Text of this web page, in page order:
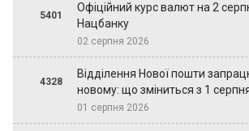
5401
Офіційний курс валют на 2
Нацбанку
02 серпня 2026
4328
Відділення Нової пошти
новому: що зміниться з 1
01 серпня 2026